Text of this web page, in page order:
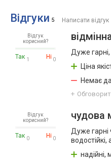
Відгуки 5 Написати відгук
Відгук
корисний?
Так 1 Ні 0
Дуже
Ціна
Немає
Відгук
корисний?
Так 0 Ні 0
чудова
Дуже гарні
надійні,